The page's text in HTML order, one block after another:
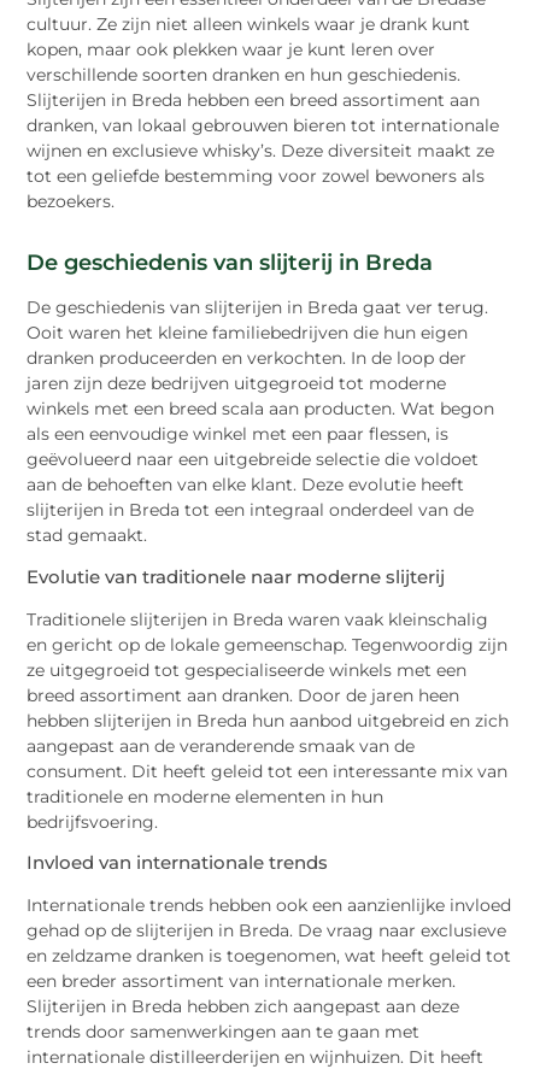
cultuur. Ze zijn niet alleen winkels waar je drank kunt
kopen, maar ook plekken waar je kunt leren over
verschillende soorten dranken en hun geschiedenis.
Slijterijen in Breda hebben een breed assortiment aan
dranken, van lokaal gebrouwen bieren tot internationale
wijnen en exclusieve whisky’s. Deze diversiteit maakt ze
tot een geliefde bestemming voor zowel bewoners als
bezoekers.
De geschiedenis van slijterij in Breda
De geschiedenis van slijterijen in Breda gaat ver terug.
Ooit waren het kleine familiebedrijven die hun eigen
dranken produceerden en verkochten. In de loop der
jaren zijn deze bedrijven uitgegroeid tot moderne
winkels met een breed scala aan producten. Wat begon
als een eenvoudige winkel met een paar flessen, is
geëvolueerd naar een uitgebreide selectie die voldoet
aan de behoeften van elke klant. Deze evolutie heeft
slijterijen in Breda tot een integraal onderdeel van de
stad gemaakt.
Evolutie van traditionele naar moderne slijterij
Traditionele slijterijen in Breda waren vaak kleinschalig
en gericht op de lokale gemeenschap. Tegenwoordig zijn
ze uitgegroeid tot gespecialiseerde winkels met een
breed assortiment aan dranken. Door de jaren heen
hebben slijterijen in Breda hun aanbod uitgebreid en zich
aangepast aan de veranderende smaak van de
consument. Dit heeft geleid tot een interessante mix van
traditionele en moderne elementen in hun
bedrijfsvoering.
Invloed van internationale trends
Internationale trends hebben ook een aanzienlijke invloed
gehad op de slijterijen in Breda. De vraag naar exclusieve
en zeldzame dranken is toegenomen, wat heeft geleid tot
een breder assortiment van internationale merken.
Slijterijen in Breda hebben zich aangepast aan deze
trends door samenwerkingen aan te gaan met
internationale distilleerderijen en wijnhuizen. Dit heeft